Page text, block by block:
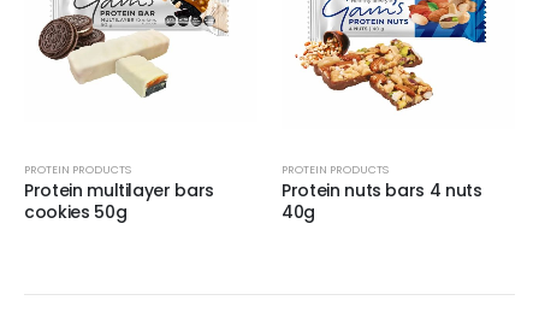
PROTEIN PRODUCTS
Protein multilayer bars
cookies 50g
PROTEIN PRODUCTS
Protein nuts bars 4 nuts
40g